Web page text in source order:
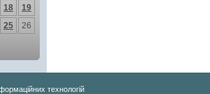
18
19
25
26
технологій